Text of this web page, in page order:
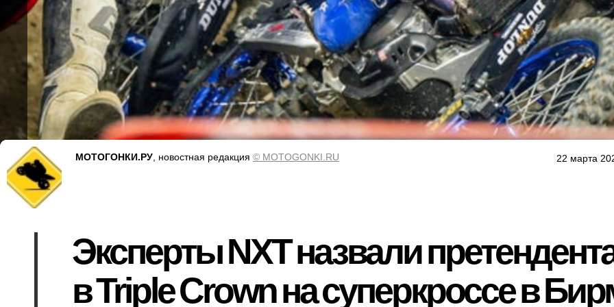
22 марта
МОТОГОНКИ.РУ , новостная редакция © MOTOGONKI.RU
Эксперты NXT назвали
в Triple Crown на суперкроссе в